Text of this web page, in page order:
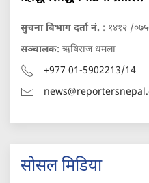
सुचना बिभाग दर्ता नं. : १४१२ /
सञ्चालक: ऋषिराज धमला
+977 01-5902213/14
सोसल मिडिया